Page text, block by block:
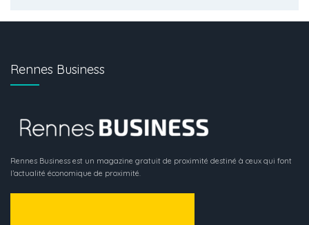
Rennes Business
Rennes Business est un magazine gratuit de proximité destiné à ceux qui font
l’actualité économique de proximité.